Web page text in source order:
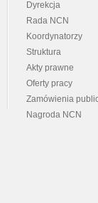
Dyrekcja
Rada NCN
Koordynatorzy
Struktura
Akty prawne
Oferty pracy
Zamówienia
Nagroda NCN